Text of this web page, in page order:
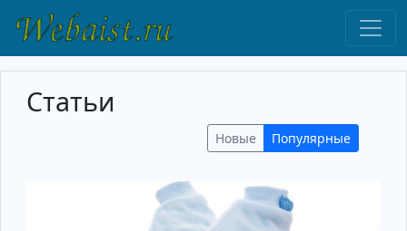
Статьи
Новые Популярные